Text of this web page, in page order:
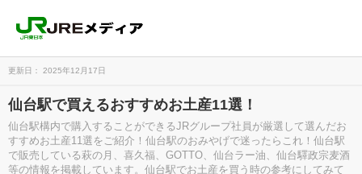
更新日： 2025年12月17日
仙台駅で買えるおすすめお土産11選！
仙台駅構内で購入することができるJRグループ社員が厳選して選んだお
すすめお土産11選をご紹介！仙台駅のおみやげで迷ったらこれ！仙台駅
で販売している萩の月、喜久福、GOTTO、仙台ラー油、仙台驛政宗麦酒
等の情報を掲載しています。仙台駅でお土産を買う時の参考にしてみて